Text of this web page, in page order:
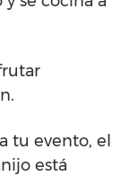
tu evento, el
está